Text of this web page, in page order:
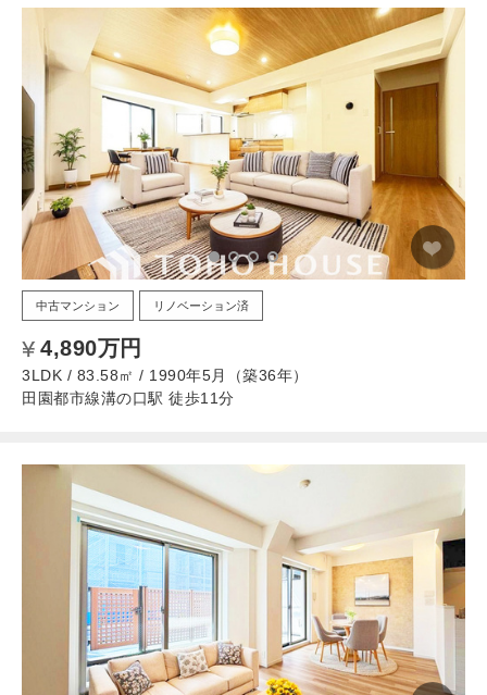
中古マンション リノベーション済
4,890万円
3LDK / 83.58㎡ / 1990年5月（築36年）
田園都市線溝の口駅 徒歩11分